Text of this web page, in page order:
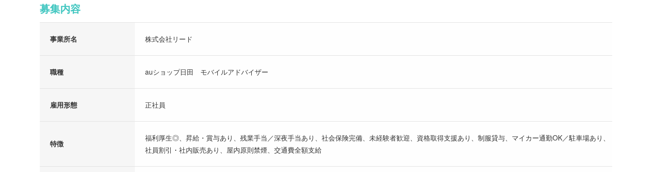
募集内容
事業所名 株式会社リード
職種 auショップ日田 モバイルアドバイザー
雇用形態 正社員
特徴
福利厚生◎、昇給・賞与あり、残業手当／深夜手当あり、社会保険完備、未経験者歓迎、資格取得支援あり、制服貸与、マイカー通勤OK／駐車場あり、
社員割引・社内販売あり、屋内原則禁煙、交通費全額支給